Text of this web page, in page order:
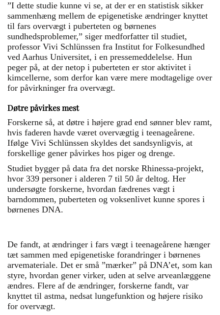
”I dette studie kunne vi se, at der er en statistisk sikker
sammenhæng mellem de epigenetiske ændringer knyttet
til fars overvægt i puberteten og børnenes
sundhedsproblemer,” siger medforfatter til studiet,
professor Vivi Schlünssen fra Institut for Folkesundhed
ved Aarhus Universitet, i en pressemeddelelse. Hun
peger på, at der netop i puberteten er stor aktivitet i
kimcellerne, som derfor kan være mere modtagelige over
for påvirkninger fra overvægt.
Døtre påvirkes mest
Forskerne så, at døtre i højere grad end sønner blev ramt,
hvis faderen havde været overvægtig i teenageårene.
Ifølge Vivi Schlünssen skyldes det sandsynligvis, at
forskellige gener påvirkes hos piger og drenge.
Studiet bygger på data fra det norske Rhinessa-projekt,
hvor 339 personer i alderen 7 til 50 år deltog. Her
undersøgte forskerne, hvordan fædrenes vægt i
barndommen, puberteten og voksenlivet kunne spores i
børnenes DNA.
De fandt, at ændringer i fars vægt i teenageårene hænger
tæt sammen med epigenetiske forandringer i børnenes
arvemateriale. Det er små ”mærker” på DNA’et, som kan
styre, hvordan gener virker, uden at selve arveanlæggene
ændres. Flere af de ændringer, forskerne fandt, var
knyttet til astma, nedsat lungefunktion og højere risiko
for overvægt.